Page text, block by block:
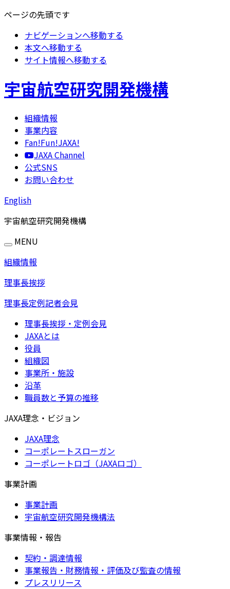
ページの先頭です
ナビゲーションへ移動する
本文へ移動する
サイト情報へ移動する
宇宙航空研究開発機構
組織情報
事業内容
Fan!Fun!JAXA!
JAXA Channel
公式SNS
お問い合わせ
English
宇宙航空研究開発機構
MENU
組織情報
理事長挨拶
理事長定例記者会見
理事長挨拶・定例会見
JAXAとは
役員
組織図
事業所・施設
沿革
職員数と予算の推移
JAXA理念・ビジョン
JAXA理念
コーポレートスローガン
コーポレートロゴ（JAXAロゴ）
事業計画
事業計画
宇宙航空研究開発機構法
事業情報・報告
契約・調達情報
事業報告・財務情報・評価及び監査の情報
プレスリリース